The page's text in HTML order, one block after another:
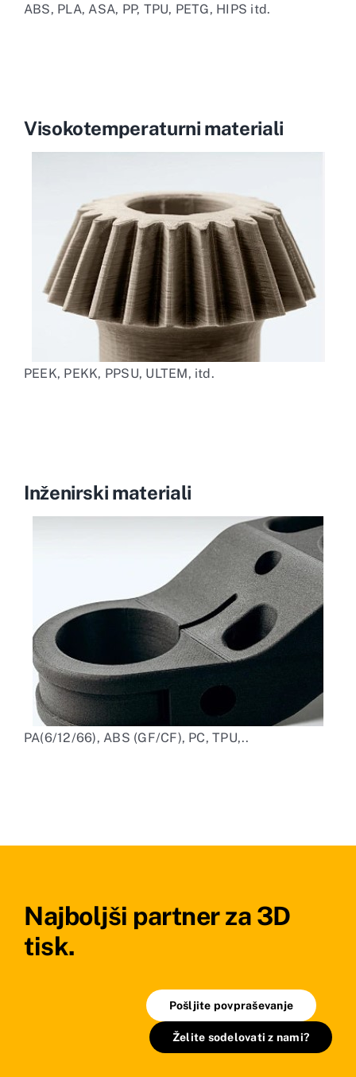
ABS, PLA, ASA, PP, TPU, PETG, HIPS itd.
Visokotemperaturni materiali
PEEK, PEKK, PPSU, ULTEM, itd.
Inženirski materiali
PA(6/12/66), ABS (GF/CF), PC, TPU,..
Najboljši partner za 3D
tisk.
Pošljite povpraševanje
Želite sodelovati z nami?